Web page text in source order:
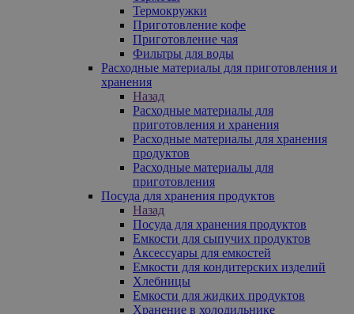
Термокружки
Приготовление кофе
Приготовление чая
Фильтры для воды
Расходные материалы для приготовления и
хранения
Назад
Расходные материалы для
приготовления и хранения
Расходные материалы для хранения
продуктов
Расходные материалы для
приготовления
Посуда для хранения продуктов
Назад
Посуда для хранения продуктов
Емкости для сыпучих продуктов
Аксессуары для емкостей
Емкости для кондитерских изделий
Хлебницы
Емкости для жидких продуктов
Хранение в холодильнике